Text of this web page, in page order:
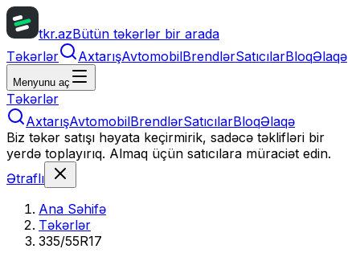
tkr.azBütün təkərlər bir arada
Təkərlər
AxtarışAvtomobilBrendlərSatıcılarBloqƏlaqə
Menyunu aç
Təkərlər
AxtarışAvtomobilBrendlərSatıcılarBloqƏlaqə
Biz təkər satışı həyata keçirmirik, sadəcə təklifləri bir
yerdə toplayırıq. Almaq üçün satıcılara müraciət edin.
Ətraflı
Ana Səhifə
Təkərlər
335/55R17